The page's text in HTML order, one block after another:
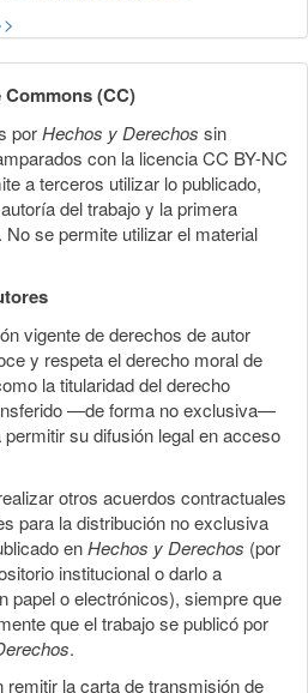
(CC)
porHechos y Derechos sin
con la licencia CC BY-NC
a terceros utilizar lo publicado,
del trabajo y la primera
se permite utilizar el material
vigente de derechos de autor
y respeta el derecho moral de
la titularidad del derecho
—de forma no exclusiva—
permitir su difusión legal en acceso
otros acuerdos contractuales
para la distribución no exclusiva
enHechos y Derechos (por
institucional o darlo a
papel o electrónicos), siempre que
que el trabajo se publicó por
.
remitir la carta de transmisión de